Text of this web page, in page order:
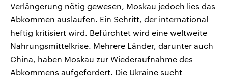
Verlängerung nötig gewesen, Moskau jedoch lies das
Abkommen auslaufen. Ein Schritt, der international
heftig kritisiert wird. Befürchtet wird eine weltweite
Nahrungsmittelkrise. Mehrere Länder, darunter auch
China, haben Moskau zur Wiederaufnahme des
Abkommens aufgefordert. Die Ukraine sucht